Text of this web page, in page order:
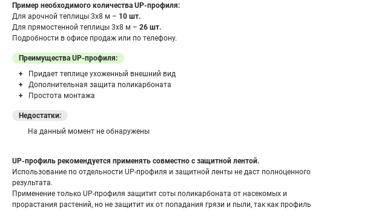
Пример необходимого количества UP-профиля:
Для арочной теплицы 3х8 м – 10 шт.
Для прямостенной теплицы 3х8 м –26 шт.
Подробности в офисе продаж или по телефону.
Преимущества UP-профиля:
Придает теплице ухоженный внешний вид
Дополнительная защита поликарбоната
Простота монтажа
Недостатки:
На данный момент не обнаружены
UP-профиль рекомендуется применять совместно с защитной лентой.
Использование по отдельности UP-профиля и защитной ленты не даст полноценного
результата.
Применение только UP-профиля защитит соты поликарбоната от насекомых и
прорастания растений, но не защитит их от попадания грязи и пыли, так как профиль